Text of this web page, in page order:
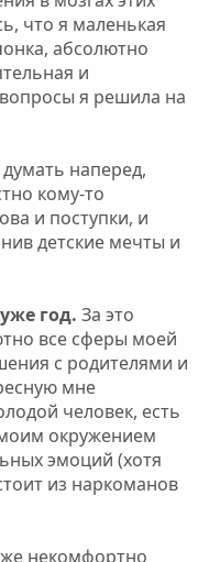
что я маленькая
абсолютно
и
я решила на
наперед,
кому-то
и поступки, и
детские мечты и
год. За это
все сферы моей
с родителями и
мне
человек, есть
окружением
эмоций (хотя
из наркоманов
некомфортно